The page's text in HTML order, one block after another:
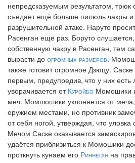
непредсказуемым результатом,
съедает ещё больше пилюль чакры и
разрушительной атаке. Наруто
Расенган ещё раз. Боруто
собственную чакру в Расенган, тем
вырасти до огромных размеров.
также готовит огромное Дзюцу. Саске
первым, предупредив, что у них
уворачивается от Куройбо Момошики
меч. Момшошики уклоняется от
оружием местами, но противник
от себя ногой, утверждая, что
Мечом Саске оказывается
удаётся приблизиться к Момошики
проткнуть кунаем его Риннеган на